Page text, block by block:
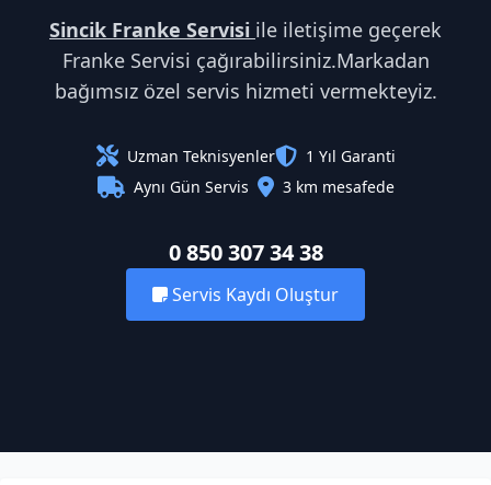
Sincik Franke Servisi ile iletişime geçerek
Franke Servisi çağırabilirsiniz.Markadan
bağımsız özel servis hizmeti vermekteyiz.
Uzman Teknisyenler
1 Yıl Garanti
Aynı Gün Servis
3 km mesafede
0 850 307 34 38
Servis Kaydı Oluştur